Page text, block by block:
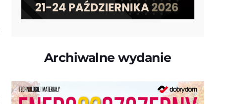
Archiwalne wydanie